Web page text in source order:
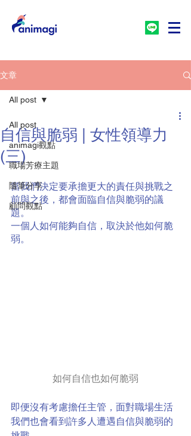
文章
All post
animagi觀點
職場芳療主題
隨筆分享
顧問觀點
All post
自信與脆弱 | 女性領導力
(三)
當我們決定要承擔更大的責任與挑戰之
前與之後，都會面臨自信與脆弱的議
題。
一個人如何能夠自信，取決於他如何脆
弱。
如何自信也如何脆弱
即便沒有考慮擔任主管，面對職場生活
我們也會看到許多人遭遇自信與脆弱的